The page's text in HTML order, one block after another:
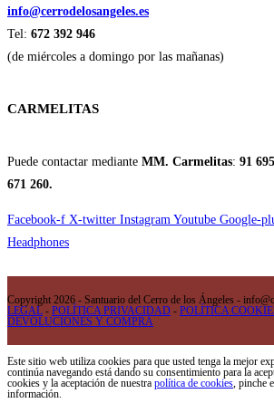
info@cerrodelosangeles.es
Tel: 672 392 946
(de miércoles a domingo por las mañanas)
CARMELITAS
Puede contactar mediante MM. Carmelitas: 91
671 260.
Facebook-f X-twitter Instagram Youtube Google-
Headphones
Copyright 2026 - Santuario del Cerro de los Ángeles -
LEGAL - POLÍTICA PRIVACIDAD - POLÍTICA
DEVOLUCIONES Y COMPRA
Este sitio web utiliza cookies para que usted tenga la mejor
continúa navegando está dando su consentimiento para la
cookies y la aceptación de nuestra política de cookies, pinche
información.